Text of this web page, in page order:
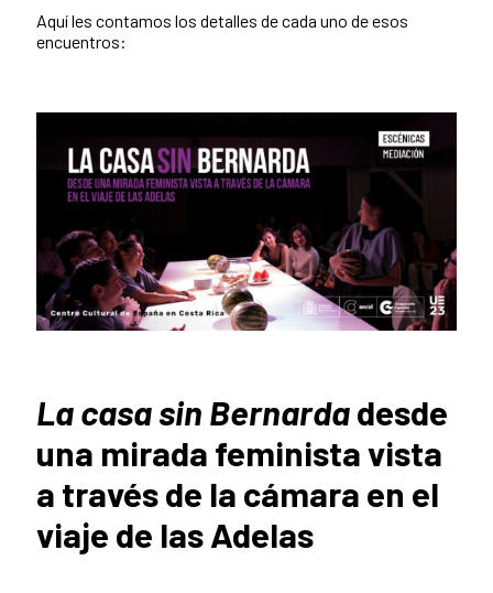
Aquí les contamos los detalles de cada uno de esos
encuentros:
La casa sin Bernardadesde
una mirada feminista vista
a través de la cámara en el
viaje de las Adelas